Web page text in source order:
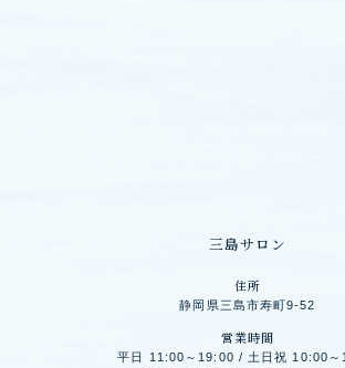
三島サロン
住所
静岡県三島市寿町9-52
営業時間
平日 11:00～19:00 / 土日祝 10:00～